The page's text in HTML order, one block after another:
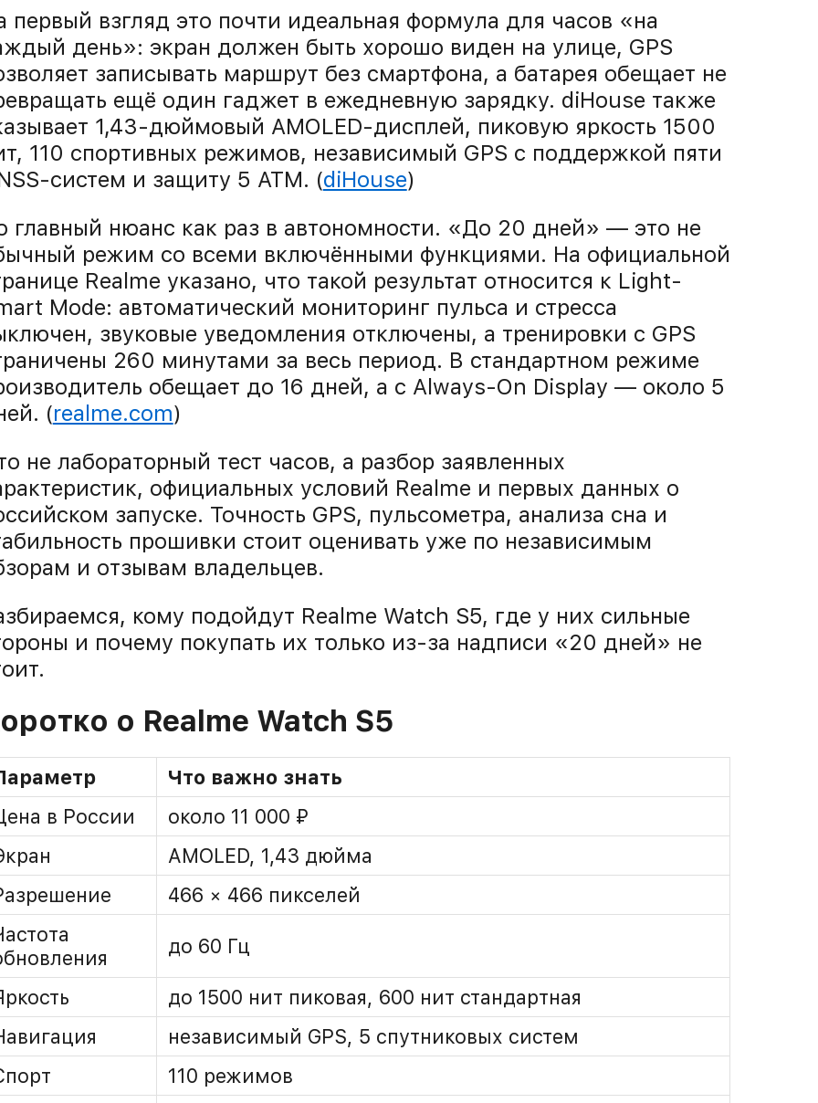
первый взгляд это почти идеальная формула для часов «на
день»: экран должен быть хорошо виден на улице, GPS
записывать маршрут без смартфона, а батарея обещает не
ещё один гаджет в ежедневную зарядку. diHouse также
1,43-дюймовый AMOLED-дисплей, пиковую яркость 1500
110 спортивных режимов, независимый GPS с поддержкой пяти
систем и защиту 5 ATM. (diHouse)
главный нюанс как раз в автономности. «До 20 дней» — это не
режим со всеми включёнными функциями. На официальной
Realme указано, что такой результат относится к Light-
Mode: автоматический мониторинг пульса и стресса
звуковые уведомления отключены, а тренировки с GPS
260 минутами за весь период. В стандартном режиме
обещает до 16 дней, а с Always-On Display — около 5
(realme.com)
не лабораторный тест часов, а разбор заявленных
официальных условий Realme и первых данных о
запуске. Точность GPS, пульсометра, анализа сна и
прошивки стоит оценивать уже по независимым
и отзывам владельцев.
кому подойдут Realme Watch S5, где у них сильные
и почему покупать их только из-за надписи «20 дней» не
о Realme Watch S5
Что важно знать
в России
около 11 000 ₽
AMOLED, 1,43 дюйма
466 × 466 пикселей
до 60 Гц
до 1500 нит пиковая, 600 нит стандартная
независимый GPS, 5 спутниковых систем
110 режимов